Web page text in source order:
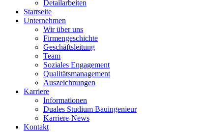
Detailarbeiten
Startseite
Unternehmen
Wir über uns
Firmengeschichte
Geschäftsleitung
Team
Soziales Engagement
Qualitätsmanagement
Auszeichnungen
Karriere
Informationen
Duales Studium Bauingenieur
Karriere-News
Kontakt